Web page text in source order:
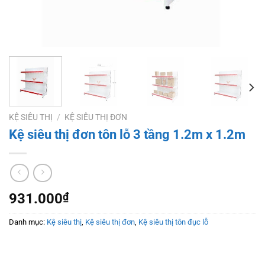
KỆ SIÊU THỊ / KỆ SIÊU THỊ ĐƠN
Kệ siêu thị đơn tôn lỗ 3 tầng 1.2m x 1.2m
931.000₫
Danh mục: Kệ siêu thị, Kệ siêu thị đơn, Kệ siêu thị tôn đục lỗ